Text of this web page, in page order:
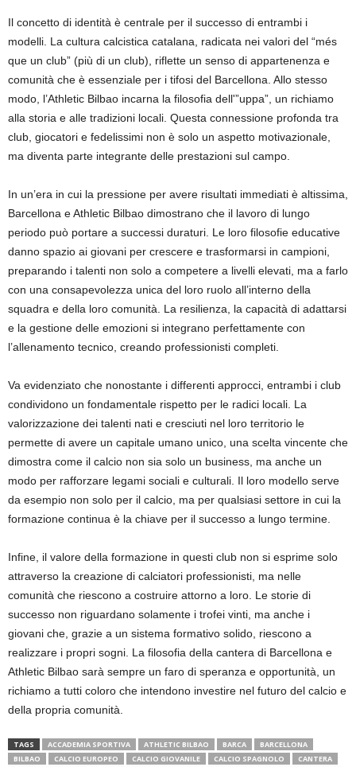
Il concetto di identità è centrale per il successo di entrambi i
modelli. La cultura calcistica catalana, radicata nei valori del “més
que un club” (più di un club), riflette un senso di appartenenza e
comunità che è essenziale per i tifosi del Barcellona. Allo stesso
modo, l’Athletic Bilbao incarna la filosofia dell'”uppa”, un richiamo
alla storia e alle tradizioni locali. Questa connessione profonda tra
club, giocatori e fedelissimi non è solo un aspetto motivazionale,
ma diventa parte integrante delle prestazioni sul campo.
In un’era in cui la pressione per avere risultati immediati è altissima,
Barcellona e Athletic Bilbao dimostrano che il lavoro di lungo
periodo può portare a successi duraturi. Le loro filosofie educative
danno spazio ai giovani per crescere e trasformarsi in campioni,
preparando i talenti non solo a competere a livelli elevati, ma a farlo
con una consapevolezza unica del loro ruolo all’interno della
squadra e della loro comunità. La resilienza, la capacità di adattarsi
e la gestione delle emozioni si integrano perfettamente con
l’allenamento tecnico, creando professionisti completi.
Va evidenziato che nonostante i differenti approcci, entrambi i club
condividono un fondamentale rispetto per le radici locali. La
valorizzazione dei talenti nati e cresciuti nel loro territorio le
permette di avere un capitale umano unico, una scelta vincente che
dimostra come il calcio non sia solo un business, ma anche un
modo per rafforzare legami sociali e culturali. Il loro modello serve
da esempio non solo per il calcio, ma per qualsiasi settore in cui la
formazione continua è la chiave per il successo a lungo termine.
Infine, il valore della formazione in questi club non si esprime solo
attraverso la creazione di calciatori professionisti, ma nelle
comunità che riescono a costruire attorno a loro. Le storie di
successo non riguardano solamente i trofei vinti, ma anche i
giovani che, grazie a un sistema formativo solido, riescono a
realizzare i propri sogni. La filosofia della cantera di Barcellona e
Athletic Bilbao sarà sempre un faro di speranza e opportunità, un
richiamo a tutti coloro che intendono investire nel futuro del calcio e
della propria comunità.
TAGS ACCADEMIA SPORTIVA ATHLETIC BILBAO BARCA
BARCELLONA
BILBAO
CALCIO EUROPEO CALCIO GIOVANILE CALCIO SPAGNOLO
CANTERA